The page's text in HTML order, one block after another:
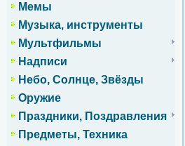
Мемы
Музыка, инструменты
Мультфильмы
Надписи
Небо, Солнце, Звёзды
Оружие
Праздники, Поздравления
Предметы, Техника